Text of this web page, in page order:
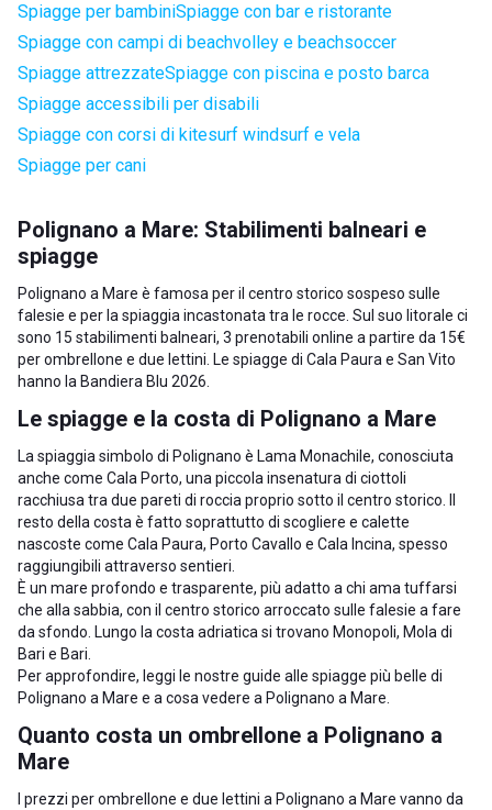
Spiagge per bambiniSpiagge con bar e ristorante
Spiagge con campi di beachvolley e beachsoccer
Spiagge attrezzateSpiagge con piscina e posto barca
Spiagge accessibili per disabili
Spiagge con corsi di kitesurf windsurf e vela
Spiagge per cani
Polignano a Mare: Stabilimenti balneari e
spiagge
Polignano a Mare è famosa per il centro storico sospeso sulle
falesie e per la spiaggia incastonata tra le rocce. Sul suo litorale ci
sono 15 stabilimenti balneari, 3 prenotabili online a partire da 15€
per ombrellone e due lettini. Le spiagge di Cala Paura e San Vito
hanno la Bandiera Blu 2026.
Le spiagge e la costa di Polignano a Mare
La spiaggia simbolo di Polignano è Lama Monachile, conosciuta
anche come Cala Porto, una piccola insenatura di ciottoli
racchiusa tra due pareti di roccia proprio sotto il centro storico. Il
resto della costa è fatto soprattutto di scogliere e calette
nascoste come Cala Paura, Porto Cavallo e Cala Incina, spesso
raggiungibili attraverso sentieri.
È un mare profondo e trasparente, più adatto a chi ama tuffarsi
che alla sabbia, con il centro storico arroccato sulle falesie a fare
da sfondo. Lungo la costa adriatica si trovano Monopoli, Mola di
Bari e Bari
Per approfondire, leggi le nostre guide alle spiagge più belle di
Polignano a Mare e a cosa vedere a Polignano a Mare
Quanto costa un ombrellone a Polignano a
Mare
I prezzi per ombrellone e due lettini a Polignano a Mare vanno da